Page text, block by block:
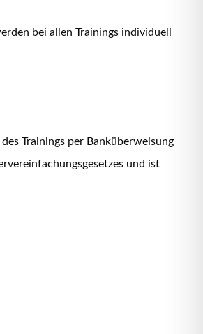
bei allen Trainings individuell
Trainings per Banküberweisung
und ist